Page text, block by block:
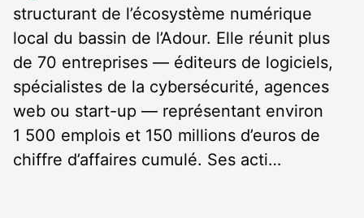
structurant de l’écosystème numérique
local du bassin de l’Adour. Elle réunit plus
de 70 entreprises — éditeurs de logiciels,
spécialistes de la cybersécurité, agences
web ou start-up — représentant environ
1 500 emplois et 150 millions d’euros de
chiffre d’affaires cumulé. Ses acti…